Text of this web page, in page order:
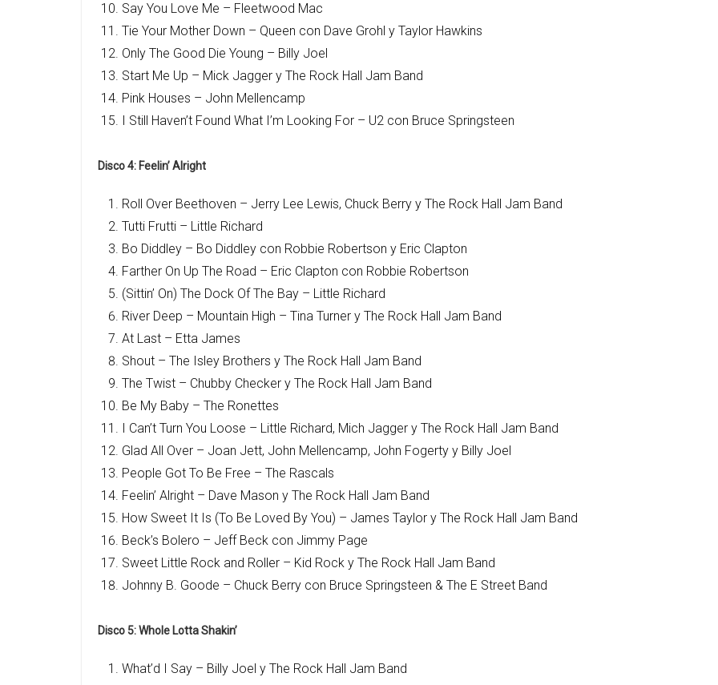
Say You Love Me – Fleetwood Mac
Tie Your Mother Down – Queen con Dave Grohl y Taylor Hawkins
Only The Good Die Young – Billy Joel
Start Me Up – Mick Jagger y The Rock Hall Jam Band
Pink Houses – John Mellencamp
I Still Haven’t Found What I’m Looking For – U2 con Bruce Springsteen
Disco 4: Feelin’ Alright
Roll Over Beethoven – Jerry Lee Lewis, Chuck Berry y The Rock Hall Jam Band
Tutti Frutti – Little Richard
Bo Diddley – Bo Diddley con Robbie Robertson y Eric Clapton
Farther On Up The Road – Eric Clapton con Robbie Robertson
(Sittin’ On) The Dock Of The Bay – Little Richard
River Deep – Mountain High – Tina Turner y The Rock Hall Jam Band
At Last – Etta James
Shout – The Isley Brothers y The Rock Hall Jam Band
The Twist – Chubby Checker y The Rock Hall Jam Band
Be My Baby – The Ronettes
I Can’t Turn You Loose – Little Richard, Mich Jagger y The Rock Hall Jam Band
Glad All Over – Joan Jett, John Mellencamp, John Fogerty y Billy Joel
People Got To Be Free – The Rascals
Feelin’ Alright – Dave Mason y The Rock Hall Jam Band
How Sweet It Is (To Be Loved By You) – James Taylor y The Rock Hall Jam Band
Beck’s Bolero – Jeff Beck con Jimmy Page
Sweet Little Rock and Roller – Kid Rock y The Rock Hall Jam Band
Johnny B. Goode – Chuck Berry con Bruce Springsteen & The E Street Band
Disco 5: Whole Lotta Shakin’
What’d I Say – Billy Joel y The Rock Hall Jam Band